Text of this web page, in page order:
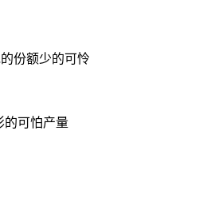
份额少的可怜
的可怕产量